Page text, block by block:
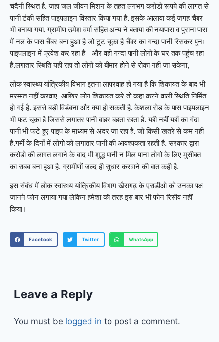
चंदैनी स्थित है. जहा जल जीवन मिशन के तहत लगभग करोडो रूपये की लागत से
पानी टंकी सहित पाइपलाइन विस्तार किया गया है. इसके आलावा कई जगह चैंबर
भी बनाया गया. ग्रामीण उमेश वर्मा सहित अन्य ने बताया की नयापारा व पुराना पारा
में नल के पास चैंबर बना हुआ है जो टूट चूका है चैंबर का गन्दा पानी रिसकर पुनः
पाइपलाइन में प्रवेश कर रहा है। और वही गन्दा पानी लोगो के घर तक पहुंच रहा
है.लगातार स्थिति यही रहा तो लोगो को बीमार होने से रोका नहीं जा सकेगा,
लोक स्वास्थ्य यांत्रिकीय विभाग इतना लापरवाह हो गया है कि शिकायत के बाद भी
मरम्मत नहीं करवाए. आखिर लोग शिकायत करे तो कहा करने वाली स्थिति निर्मित
हो गई है. इससे बड़ी विडंबना और क्या हो सकती है. केशला रोड के पास पाइपलाइन
भी फट चूका है जिससे लगातर पानी बाहर बहता रहता है. यही नहीं यहाँ का गंदा
पानी भी फटे हुए पाइप के माध्यम से अंदर जा रहा है. जो किसी खतरे से कम नहीं
है.गर्मी के दिनों में लोगो को लगातार पानी की आवश्यकता रहती है. सरकार द्वारा
करोडो की लागत लगाने के बाद भी शुद्ध पानी न मिल पाना लोगो के लिए मुसीबत
का सबब बना हुआ है. ग्रामीणों जल्द ही सुधार करवाने की बात कही है.
इस संबंध में लोक स्वास्थ्य यांत्रिकीय विभाग खैरागढ़ के एसडीओ को उनका पक्ष
जानने फोन लगाया गया लेकिन हमेशा की तरह इस बार भी फोन रिसीव नहीं
किया।
Facebook Twitter WhatsApp
Leave a Reply
You must be logged in to post a comment.